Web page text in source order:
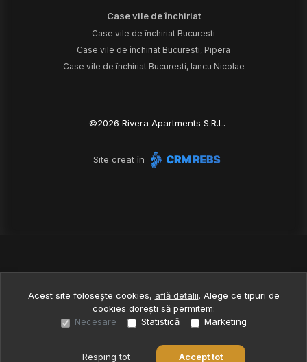
Case vile de închiriat
Case vile de închiriat Bucuresti
Case vile de închiriat Bucuresti, Pipera
Case vile de închiriat Bucuresti, Iancu Nicolae
©2026 Rivera Apartments S.R.L.
Site creat în
Acest site folosește cookies, află detalii. Alege ce tipuri de
cookies dorești să permitem:
Necesare
Statistică Marketing
Resping tot Accept tot